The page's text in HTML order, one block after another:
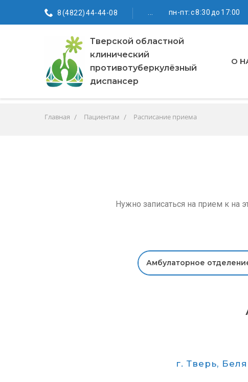
8 (4822) 44-44-08 пн-пт: с 8:30 до 17:00
Тверской областной
клинический
противотуберкулёзный
диспансер
О
Главная Пациентам Расписание приема
Нужно записаться на прием к на
Амбулаторное
г. Тверь,